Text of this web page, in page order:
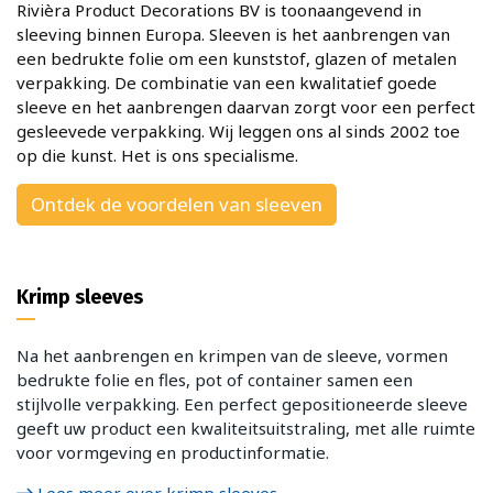
Rivièra Product Decorations BV is toonaangevend in
sleeving binnen Europa. Sleeven is het aanbrengen van
een bedrukte folie om een kunststof, glazen of metalen
verpakking. De combinatie van een kwalitatief goede
sleeve en het aanbrengen daarvan zorgt voor een perfect
gesleevede verpakking. Wij leggen ons al sinds 2002 toe
op die kunst. Het is ons specialisme.
Ontdek de voordelen van sleeven
Krimp sleeves
Na het aanbrengen en krimpen van de sleeve, vormen
bedrukte folie en fles, pot of container samen een
stijlvolle verpakking. Een perfect gepositioneerde sleeve
geeft uw product een kwaliteitsuitstraling, met alle ruimte
voor vormgeving en productinformatie.